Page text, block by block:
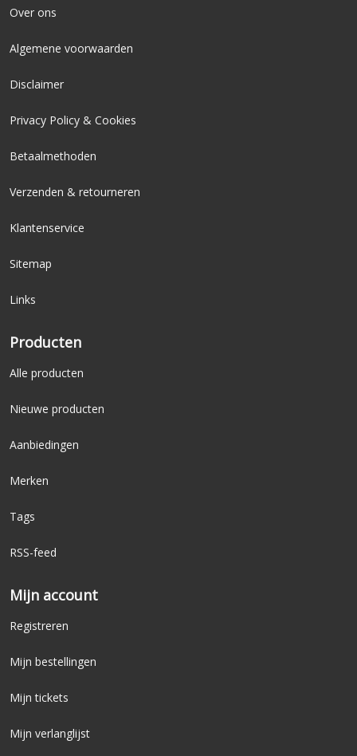
Over ons
Algemene voorwaarden
Disclaimer
Privacy Policy & Cookies
Betaalmethoden
Verzenden & retourneren
Klantenservice
Sitemap
Links
Producten
Alle producten
Nieuwe producten
Aanbiedingen
Merken
Tags
RSS-feed
Mijn account
Registreren
Mijn bestellingen
Mijn tickets
Mijn verlanglijst